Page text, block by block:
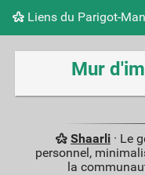
Liens du Parigot-
Nuage de tags
Mur
Shaarli· Le
personnel,
la